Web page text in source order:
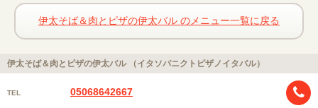
伊太そば＆肉とピザの伊太バル のメニュー一覧に戻る
伊太そば＆肉とピザの伊太バル （イタソバニクトピザノイタバル）
TEL 05068642667